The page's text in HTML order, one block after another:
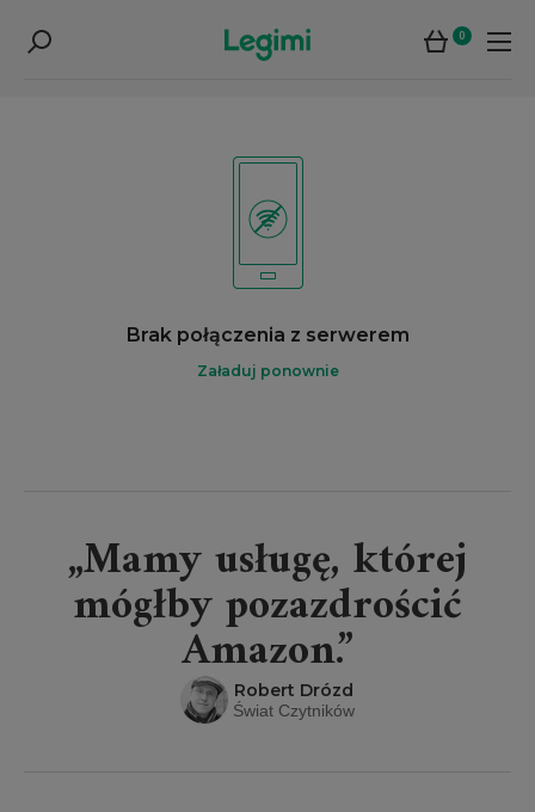
0
Brak połączenia z serwerem
Załaduj ponownie
„Mamy usługę, której
mógłby pozazdrościć
Amazon.”
Robert Drózd
Świat Czytników